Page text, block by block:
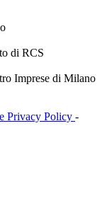
di RCS
Imprese di Milano
Privacy Policy -